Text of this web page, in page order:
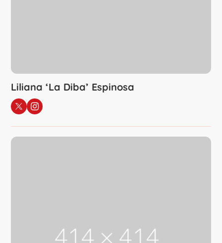
Liliana ‘La Diba’ Espinosa
Sigue a Liliana ‘La Diba’ Espinosa
en Xen Instagram